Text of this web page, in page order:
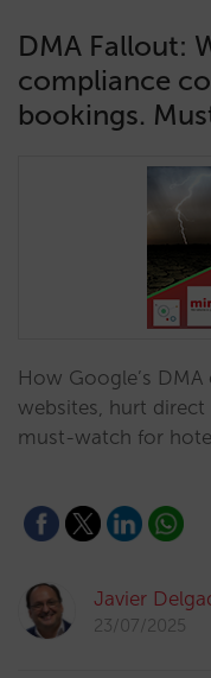
DMA Fallout:
compliance
bookings.
How Google’s
websites, hurt direct
must-watch for
Javier
23/07/2025